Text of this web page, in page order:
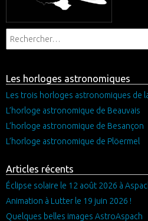
Les horloges astronomiques
Les trois horloges astronomiques de
L’horloge astronomique de Beauvais
L’horloge astronomique de Besançon
L’horloge astronomique de Plöermel
Articles récents
Éclipse solaire le 12 août 2026 à
Animation à Lutter le 19 juin 2026 !
Quelques belles images AstroAspach